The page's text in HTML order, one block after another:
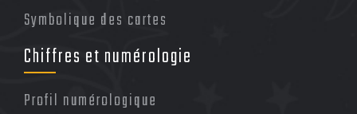
Symbolique des cartes
Chiffres et numérologie
Profil numérologique